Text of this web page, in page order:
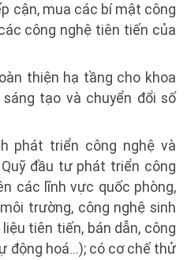
cận, mua các bí mật công
công nghệ tiên tiến của
thiện hạ tầng cho khoa
tạo và chuyển đổi số
phát triển công nghệ và
đầu tư phát triển công
các lĩnh vực quốc phòng,
trường, công nghệ sinh
tiên tiến, bán dẫn, công
động hoá...); có cơ chế thử